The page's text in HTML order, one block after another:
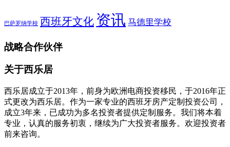
巴萨罗纳学校 西班牙文化 资讯 马德里学校
战略合作伙伴
关于西乐居
西乐居成立于2013年，前身为欧洲电商投资移民，于2016年正
式更改为西乐居。作为一家专业的西班牙房产定制投资公司，
成立3年来，已成功为多名投资者提供定制服务。我们将本着
专业，认真的服务初衷，继续为广大投资者服务。欢迎投资者
前来咨询。